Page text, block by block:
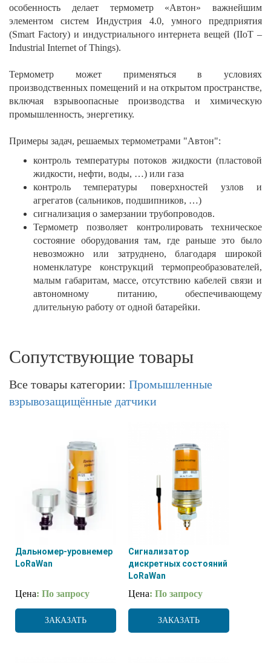
особенность делает термометр «Автон» важнейшим
элементом систем Индустрия 4.0, умного предприятия
(Smart Factory) и индустриального интернета вещей (IIoT –
Industrial Internet of Things).
Термометр может применяться в условиях
производственных помещений и на открытом пространстве,
включая взрывоопасные производства и химическую
промышленность, энергетику.
Примеры задач, решаемых термометрами "Автон":
контроль температуры потоков жидкости (пластовой
жидкости, нефти, воды, …) или газа
контроль температуры поверхностей узлов и
агрегатов (сальников, подшипников, …)
сигнализация о замерзании трубопроводов.
Термометр позволяет контролировать техническое
состояние оборудования там, где раньше это было
невозможно или затруднено, благодаря широкой
номенклатуре конструкций термопреобразователей,
малым габаритам, массе, отсутствию кабелей связи и
автономному питанию, обеспечивающему
длительную работу от одной батарейки.
Сопутствующие товары
Все товары категории: Промышленные
взрывозащищённые датчики
Дальномер-уровнемер
LoRaWan
Цена: По запросу
ЗАКАЗАТЬ
Сигнализатор
дискретных состояний
LoRaWan
Цена: По запросу
ЗАКАЗАТЬ